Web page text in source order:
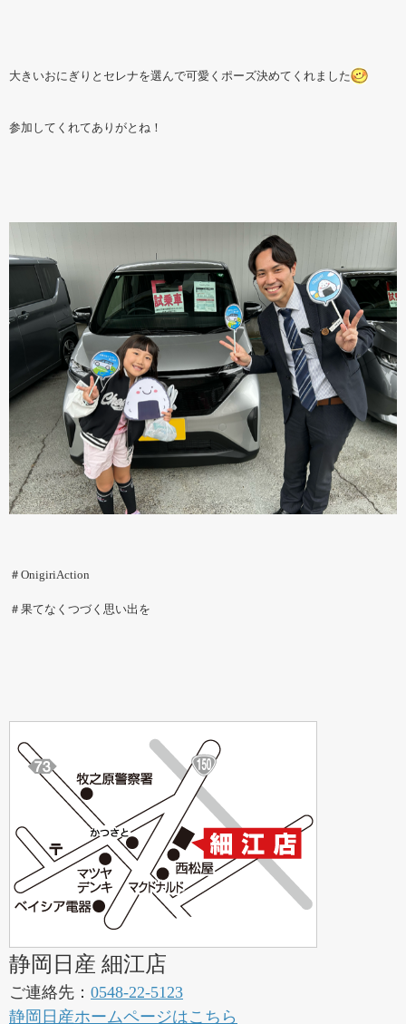
大きいおにぎりとセレナを選んで可愛くポーズ決めてくれました
参加してくれてありがとね！
＃OnigiriAction
＃果てなくつづく思い出を
静岡日産 細江店
ご連絡先： 0548-22-5123
静岡日産ホームページはこちら